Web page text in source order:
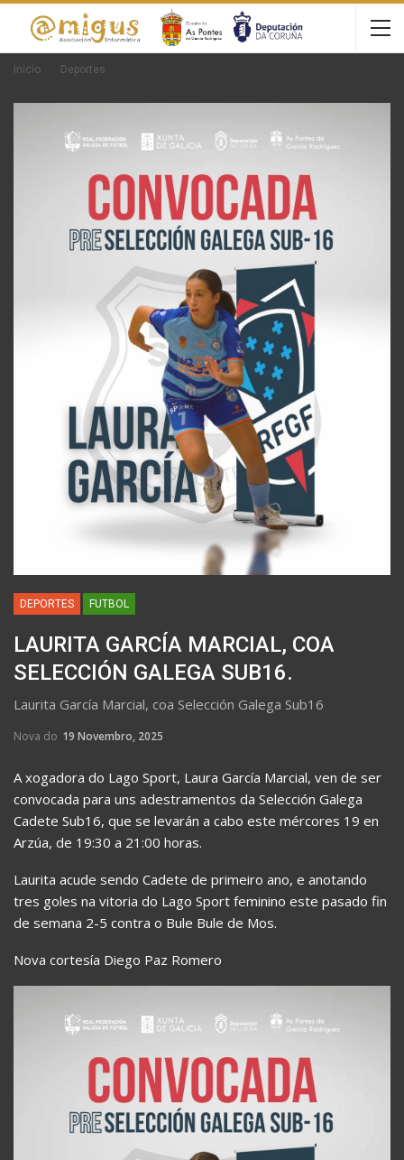
Inicio Deportes
DEPORTES FUTBOL
LAURITA GARCÍA MARCIAL, COA
SELECCIÓN GALEGA SUB16.
Laurita García Marcial, coa Selección Galega Sub16
Nova do 19 Novembro, 2025
A xogadora do Lago Sport, Laura García Marcial, ven de ser
convocada para uns adestramentos da Selección Galega
Cadete Sub16, que se levarán a cabo este mércores 19 en
Arzúa, de 19:30 a 21:00 horas.
Laurita acude sendo Cadete de primeiro ano, e anotando
tres goles na vitoria do Lago Sport feminino este pasado fin
de semana 2-5 contra o Bule Bule de Mos.
Nova cortesía Diego Paz Romero